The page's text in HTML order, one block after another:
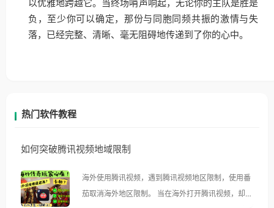
以优雅地跨越它。当终场哨声响起，无论你的主队是胜是
负，至少你可以确定，那份与同胞同频共振的激情与失
落，已经完整、清晰、毫无阻碍地传递到了你的心中。
热门软件教程
如何突破腾讯视频地域限制
海外使用腾讯视频，遇到腾讯视频地区限制，使用番
茄取消海外地区限制。 当在海外打开腾讯视频，却突